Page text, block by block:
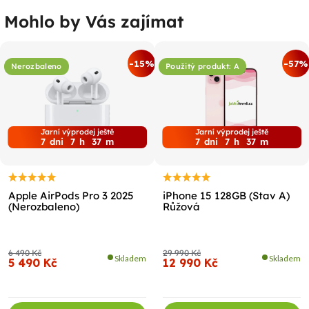
Mohlo by Vás zajímat
Nerozbaleno -15%
Jarní výprodej ještě
7 dni 7 h 37 m
Apple AirPods Pro 3 2025
(Nerozbaleno)
6 490 Kč
5 490 Kč Skladem
Použitý produkt: A -57%
Jarní výprodej ještě
7 dni 7 h 37 m
iPhone 15 128GB (Stav A)
Růžová
29 990 Kč
12 990 Kč Skladem